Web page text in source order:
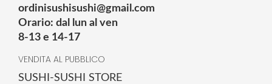
ordinisushisushi@gmail.com
Orario: dal lun al ven
8-13 e 14-17
VENDITA AL PUBBLICO
SUSHI-SUSHI STORE